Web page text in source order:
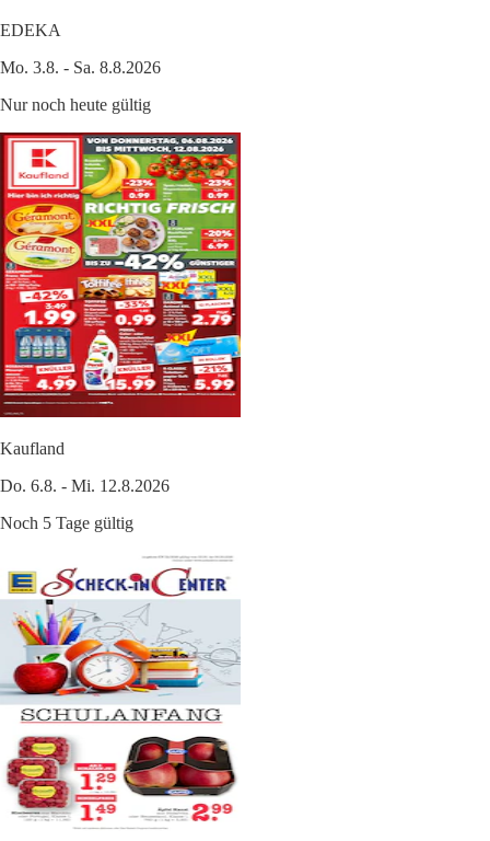
EDEKA
Mo. 3.8. - Sa. 8.8.2026
Nur noch heute gültig
Kaufland
Do. 6.8. - Mi. 12.8.2026
Noch 5 Tage gültig